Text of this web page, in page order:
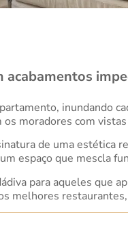
inundando
moradores com
de uma estética
espaço que mescla
para aqueles que
melhores